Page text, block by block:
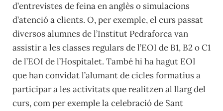
d’entrevistes de feina en anglès o simulacions
d’atenció a clients. O, per exemple, el curs passat
diversos alumnes de l’Institut Pedraforca van
assistir a les classes regulars de l’EOI de B1, B2 o C1
de l’EOI de l’Hospitalet. També hi ha hagut EOI
que han convidat l’alumant de cicles formatius a
participar a les activitats que realitzen al llarg del
curs, com per exemple la celebració de Sant